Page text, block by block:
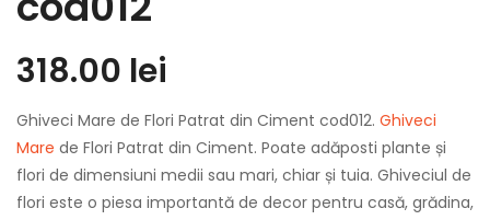
318.00 lei
Ghiveci Mare de Flori Patrat din Ciment cod012. Ghiveci
Mare de Flori Patrat din Ciment. Poate adăposti plante și
flori de dimensiuni medii sau mari, chiar și tuia. Ghiveciul de
flori este o piesa importantă de decor pentru casă, grădina,